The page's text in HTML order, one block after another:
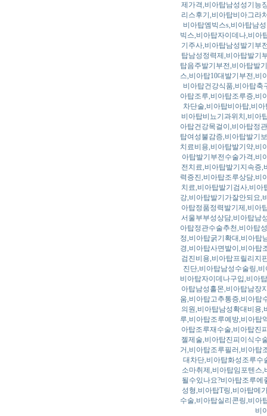
제가격,비아탑남성성기능
리스후기,비아탑비아그라
비아탑엠빅스s,비아탑남
빅스,비아탑자이데나,비아
기주사,비아탑남성발기부
탑남성정력제,비아탑발기
탑음주발기부전,비아탑발
스,비아탑10대발기부전,비
비아탑건강식품,비아탑축
아탑조루,비아탑조루증,비
차단술,비아탑비아탑,비
비아탑비뇨기과위치,비아
아탑건강목걸이,비아탑정
탑여성불감증,비아탑발기
치료비용,비아탑발기약,비
아탑발기부전수술가격,비
전치료,비아탑발기지속증
력증진,비아탑조루상담,비
치료,비아탑발기검사,비
강,비아탑발기가잘안되요,
아탑정품정력발기제,비아
서울부부성상담,비아탑남
아탑정관수술추천,비아탑
정,비아탑굵기확대,비아탑
경,비아탑사면발이,비아탑
검진비용,비아탑프릴리지
진단,비아탑남성수술링,
비아탑자이데나구입,비아
아탑남성홀몬,비아탑남장
움,비아탑고추통증,비아탑
의원,비아탑남성확대비용
루,비아탑조루예방,비아탑
아탑조루재수술,비아탑진
젤제술,비아탑진피이식수
거,비아탑조루필러,비아탑
대차단,비아탑화성조루수
소마취제,비아탑임포텐스
될수있나요?비아탑조루
성형,비아탑T링,비아탑메
수술,비아탑실리콘링,비아
비